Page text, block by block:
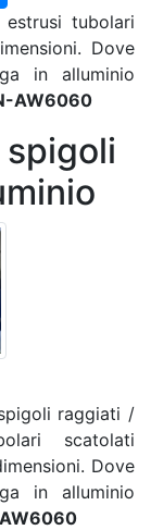
tubolari
Dove
in alluminio
AW6060
raggiati /
scatolati
Dove
in alluminio